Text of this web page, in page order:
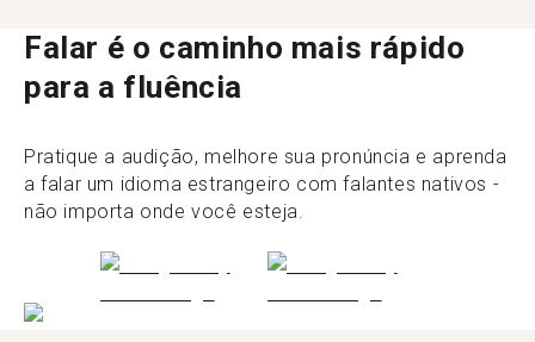
Falar é o caminho mais rápido
para a fluência
Pratique a audição, melhore sua pronúncia e aprenda
a falar um idioma estrangeiro com falantes nativos -
não importa onde você esteja.